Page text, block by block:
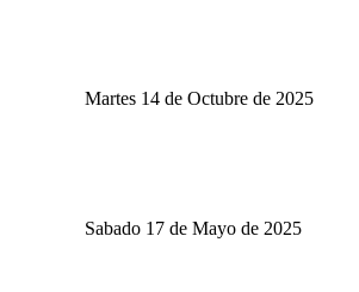
Martes 14 de Octubre de 2025
Sabado 17 de Mayo de 2025